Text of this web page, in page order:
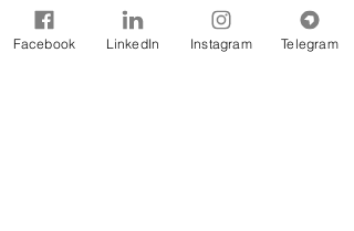
Escreva um comentário
Facebook LinkedIn Instagram Telegram